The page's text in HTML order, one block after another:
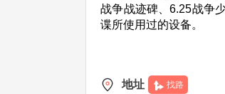
战争战迹碑、6.25战争
谍所使用过的设备。
地址 找路